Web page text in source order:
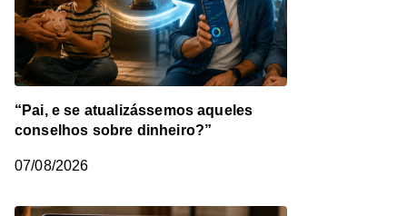
“Pai, e se atualizássemos aqueles
conselhos sobre dinheiro?”
07/08/2026